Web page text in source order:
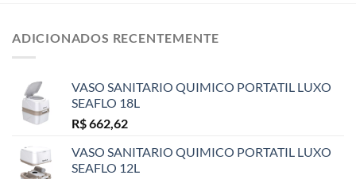
ADICIONADOS RECENTEMENTE
VASO SANITARIO QUIMICO PORTATIL LUXO
SEAFLO 18L
R$662,62
VASO SANITARIO QUIMICO PORTATIL LUXO
SEAFLO 12L